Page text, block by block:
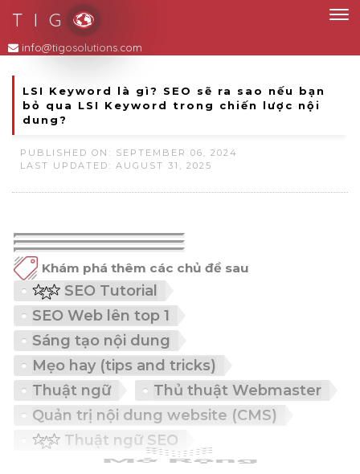
T I G
LSI Keyword là gì? SEO sẽ ra sao nếu bạn
bỏ qua LSI Keyword trong chiến lược nội
dung?
PUBLISHED ON: SEPTEMBER 06, 2024
LAST UPDATED: AUGUST 31, 2025
Khám phá thêm các chủ đề sau
SEO Tutorial
SEO Web lên top 1
Sáng tạo nội dung
Mẹo hay (tips and tricks)
Thuật ngữ
Thủ thuật Webmaster
Quản trị nội dung website (CMS)
Thuật ngữ SEO